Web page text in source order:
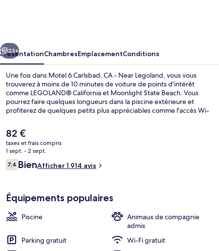
-
Near
Legoland
Suivant
23+
PrésentationChambresEmplacementConditions
Une fois dans Motel 6 Carlsbad, CA - Near Legoland, vous vous
trouverez à moins de 10 minutes de voiture de points d'intérêt
comme LEGOLAND® California et Moonlight State Beach. Vous
pourrez faire quelques longueurs dans la piscine extérieure et
profiterez de quelques petits plus appréciables comme l'accès Wi-
place, on trouve un snack-bar/une épicerie fine et une terrasse.
Sympa non ? Les autres voyageurs ne tarissent pas d'éloges en ce
qui concerne le personnel attentionné et l'emplacement.
Le
prix
actuel
est
de
82 €
taxes et frais compris
1 sept. - 2 sept.
Avis
voyageurs
7,47,4 sur 10
BienAfficher 1 914 avis
Équipements populaires
Piscine
Animaux de compagnie
admis
Parking gratuit
Wi-Fi gratuit